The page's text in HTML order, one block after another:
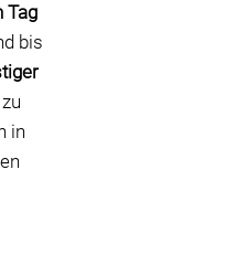
Tag
bis
in